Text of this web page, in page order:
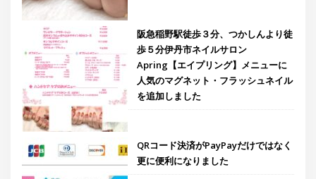
阪急稲野駅徒歩３分、つかしんより徒
歩５分伊丹市ネイルサロン
Apring【エイプリング】メニューに
人気のマグネット・フラッシュネイル
を追加しました
QRコード決済がPayPayだけではなく
更に便利になりました